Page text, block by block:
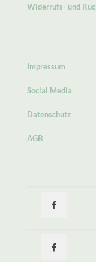
Widerrufs- und
Impressum
Social Media
Datenschutz
AGB